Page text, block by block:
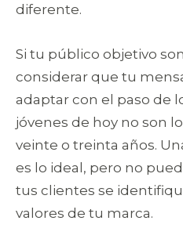
diferente.
Si tu público objetivo
considerar que tu
adaptar con el paso de
jóvenes de hoy no son
veinte o treinta años.
es lo ideal, pero no
tus clientes se
valores de tu marca.